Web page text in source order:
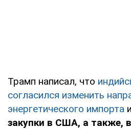
Трамп написал, что
согласился изменить
энергетического импорта и
закупки в США, а также,